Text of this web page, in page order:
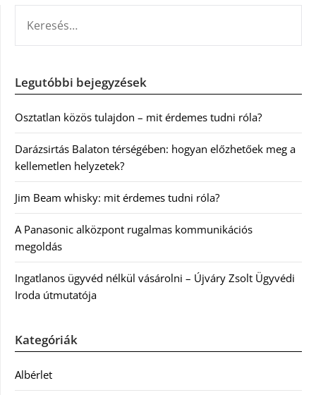
Legutóbbi bejegyzések
Osztatlan közös tulajdon – mit érdemes tudni róla?
Darázsirtás Balaton térségében: hogyan előzhetőek meg a
kellemetlen helyzetek?
Jim Beam whisky: mit érdemes tudni róla?
A Panasonic alközpont rugalmas kommunikációs
megoldás
Ingatlanos ügyvéd nélkül vásárolni – Újváry Zsolt Ügyvédi
Iroda útmutatója
Kategóriák
Albérlet